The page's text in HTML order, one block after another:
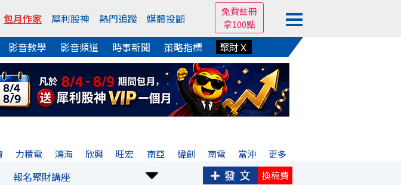
包月作家 犀利股神 熱門追蹤 媒體投顧
免費註冊
拿100點
影音教學 影音頻道 時事新聞 策略指標 聚財Ｘ
力積電 鴻海 欣興 旺宏 南亞 緯創 南電 當沖 更多
報名聚財講座 換稿費